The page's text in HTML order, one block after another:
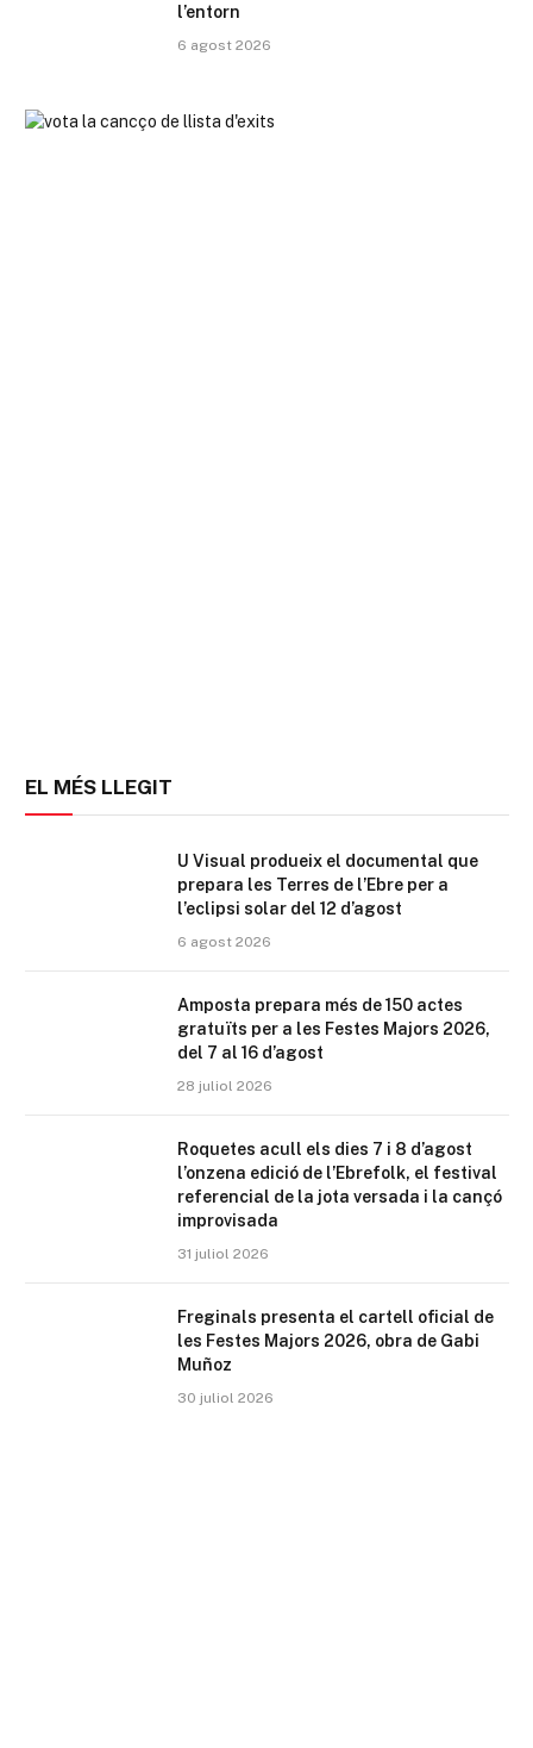
l’entorn
6 agost 2026
EL MÉS LLEGIT
U Visual produeix el documental que
prepara les Terres de l’Ebre per a
l’eclipsi solar del 12 d’agost
6 agost 2026
Amposta prepara més de 150 actes
gratuïts per a les Festes Majors 2026,
del 7 al 16 d’agost
28 juliol 2026
Roquetes acull els dies 7 i 8 d’agost
l’onzena edició de l’Ebrefolk, el festival
referencial de la jota versada i la cançó
improvisada
31 juliol 2026
Freginals presenta el cartell oficial de
les Festes Majors 2026, obra de Gabi
Muñoz
30 juliol 2026